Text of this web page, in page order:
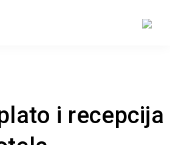
i recepcija